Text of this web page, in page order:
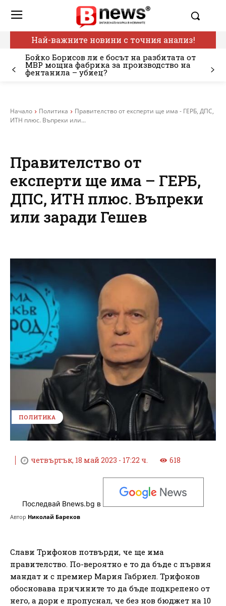
Най-важните новини с точния анализ!
Бойко Борисов ли е босът на разбитата от
МВР мощна фабрика за производство на
фентанила – убиец?
Начало Политика
Правителство от експерти ще има - ГЕРБ, ДПС,
ИТН плюс. Въпреки или...
Правителство от
експерти ще има – ГЕРБ,
ДПС, ИТН плюс. Въпреки
или заради Гешев
ПОЛИТИКА
четвъртък, 18 май 2023 - 17:22 ч. 618
Последвай Bnews.bg в
Автор Николай Бареков
Слави Трифонов потвърди, че ще има
правителство. По-вероятно е то да бъде с първия
мандат и с премиер Мария Габриел. Трифонов
обосновава причините то да бъде подкрепено от
него, а дори е пропуснал, че без нов бюджет на 10